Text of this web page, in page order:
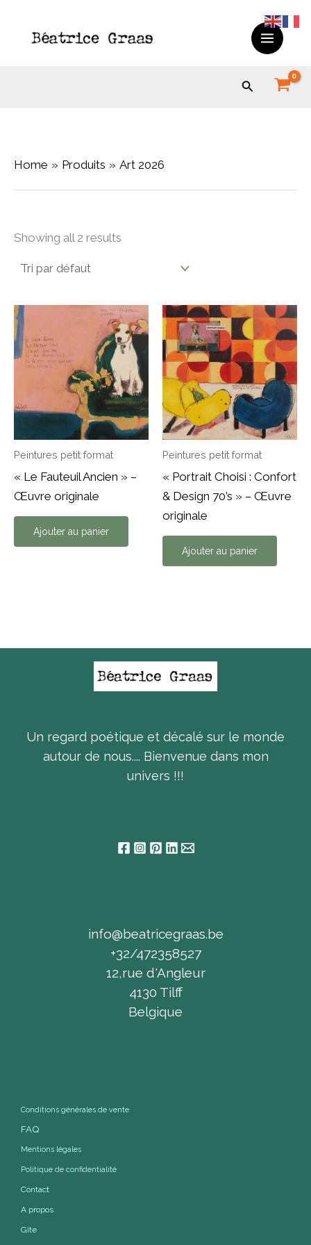
Search
Home Produits Art 2026
Showing all 2 results
Peintures petit format
« Le Fauteuil Ancien » –
Œuvre originale
Ajouter au panier
Peintures petit format
« Portrait Choisi : Confort
& Design 70’s » – Œuvre
originale
Ajouter au panier
Un regard poétique et décalé sur le monde
autour de nous.... Bienvenue dans mon
univers !!!
info@beatricegraas.be
+32/472358527
12,rue d'Angleur
4130 Tilff
Belgique
Conditions générales de vente
FAQ
Mentions légales
Politique de confidentialité
Contact
A propos
Gîte